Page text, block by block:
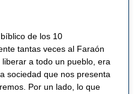
de los 10
tantas veces al Faraón
a todo un pueblo, era
sociedad que nos presenta
Por un lado, lo que